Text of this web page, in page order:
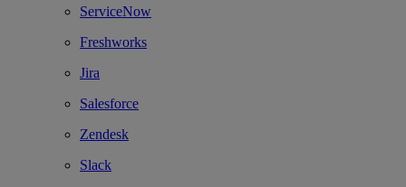
ServiceNow
Freshworks
Jira
Salesforce
Zendesk
Slack